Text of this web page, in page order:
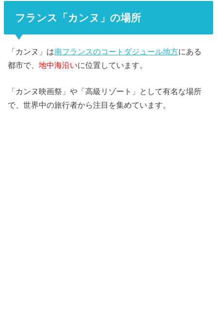
フランス「カンヌ」の場所
「カンヌ」は南フランスのコートダジュール地方にある
都市で、地中海沿いに位置しています。
「カンヌ映画祭」や「高級リゾート」として有名な場所
で、世界中の旅行者から注目を集めています。